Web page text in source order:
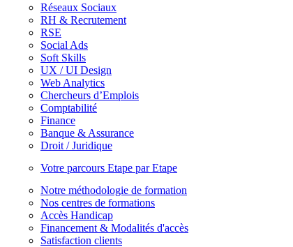
Réseaux Sociaux
RH & Recrutement
RSE
Social Ads
Soft Skills
UX / UI Design
Web Analytics
Chercheurs d’Emplois
Comptabilité
Finance
Banque & Assurance
Droit / Juridique
Votre parcours Etape par Etape
Notre méthodologie de formation
Nos centres de formations
Accès Handicap
Financement & Modalités d'accès
Satisfaction clients